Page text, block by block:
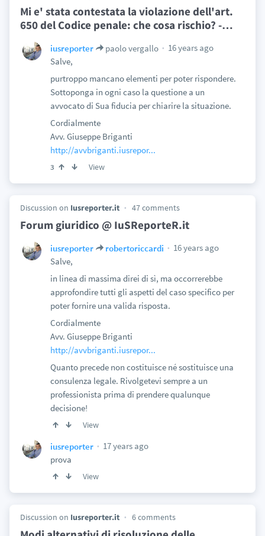
Mi e' stata contestata la violazione dell'art.
650 del Codice penale: che cosa rischio? -…
iusreporter paolo vergallo
16 years ago
Salve,
purtroppo mancano elementi per poter rispondere.
Sottoponga in ogni caso la questione a un
avvocato di Sua fiducia per chiarire la situazione.
Cordialmente
Avv. Giuseppe Briganti
http://avvbriganti.iusrepor...
3 View
Discussion on Iusreporter.it 47 comments
Forum giuridico @ IuSReporteR.it
iusreporter robertoriccardi
16 years ago
Salve,
in linea di massima direi di sì, ma occorrerebbe
approfondire tutti gli aspetti del caso specifico per
poter fornire una valida risposta.
Cordialmente
Avv. Giuseppe Briganti
http://avvbriganti.iusrepor...
Quanto precede non costituisce né sostituisce una
consulenza legale. Rivolgetevi sempre a un
professionista prima di prendere qualunque
decisione!
View
iusreporter
17 years ago
prova
View
Discussion on Iusreporter.it 6 comments